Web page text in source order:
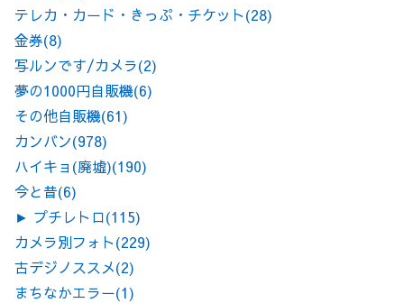
テレカ・カード・きっぷ・チケット(28)
金券(8)
写ルンです/カメラ(2)
夢の1000円自販機(6)
その他自販機(61)
カンバン(978)
ハイキョ(廃墟)(190)
今と昔(6)
► プチレトロ(115)
カメラ別フォト(229)
古デジノススメ(2)
まちなかエラー(1)